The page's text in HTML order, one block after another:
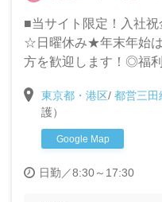
■当サイト限定！入社
☆日曜休み★年末年始
方を歓迎します！◎福
東京都・港区/ 都営三田
護）
Google Map
日勤／8:30～17:30